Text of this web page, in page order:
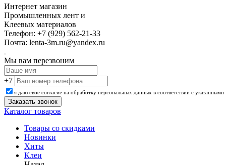
Интернет магазин
Промышленных лент и
Клеевых материалов
Телефон: +7 (929) 562-21-33
Почта: lenta-3m.ru@yandex.ru
Мы вам перезвоним
+7
я даю свое согласие на обработку персональных данных в соответствии с указанными
Каталог товаров
Товары со скидками
Новинки
Хиты
Клеи